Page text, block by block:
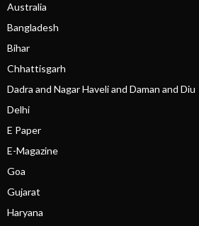
Australia
Bangladesh
Bihar
Chhattisgarh
Dadra and Nagar Haveli and Daman and Diu
Delhi
E Paper
E-Magazine
Goa
Gujarat
Haryana